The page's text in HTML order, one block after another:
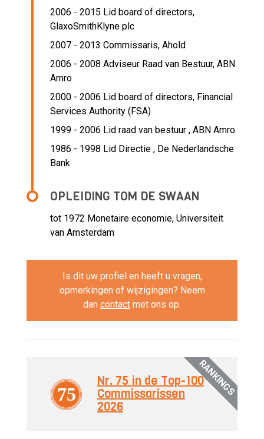
2006 - 2015 Lid board of directors,
GlaxoSmithKlyne plc
2007 - 2013 Commissaris, Ahold
2006 - 2008 Adviseur Raad van Bestuur, ABN
Amro
2000 - 2006 Lid board of directors, Financial
Services Authority (FSA)
1999 - 2006 Lid raad van bestuur , ABN Amro
1986 - 1998 Lid Directie , De Nederlandsche
Bank
OPLEIDING TOM DE SWAAN
tot 1972 Monetaire economie, Universiteit
van Amsterdam
Is dit uw profiel en heeft u vragen,
opmerkingen of wijzigingen? Neem
dan contact met ons op.
RANKINGS
75
Nr. 75 in de Top-100
Commissarissen
2026